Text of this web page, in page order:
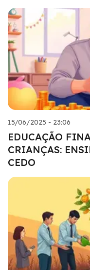
15/06/2025 - 23:06
EDUCAÇÃO
CRIANÇAS:
CEDO